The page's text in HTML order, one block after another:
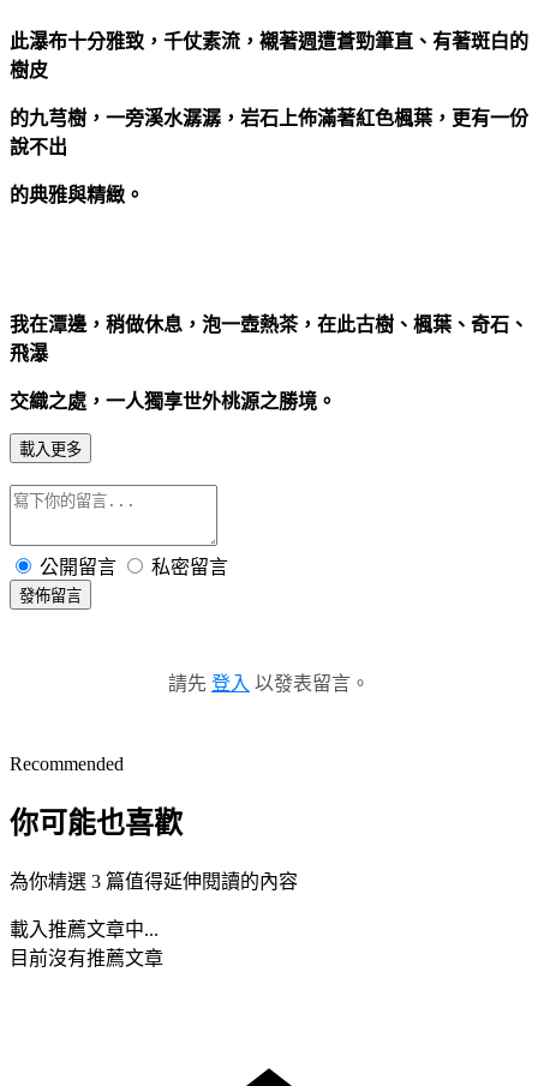
此瀑布十分雅致，千仗素流，襯著週遭蒼勁筆直、有著斑白的
樹皮
的九芎樹，一旁溪水潺潺，岩石上佈滿著紅色楓葉，更有一份
說不出
的典雅與精緻。
我在潭邊，稍做休息，泡一壺熱茶，在此古樹、楓葉、奇石、
飛瀑
交織之處，一人獨享世外桃源之勝境。
載入更多
公開留言 私密留言
發佈留言
請先 登入 以發表留言。
Recommended
你可能也喜歡
為你精選 3 篇值得延伸閱讀的內容
載入推薦文章中...
目前沒有推薦文章